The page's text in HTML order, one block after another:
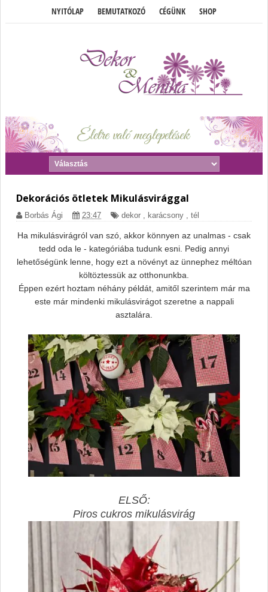
NYITÓLAP BEMUTATKOZÓ CÉGÜNK SHOP
Dekorációs ötletek Mikulásvirággal
Borbás Ági 23:47 dekor , karácsony , tél
Ha mikulásvirágról van szó, akkor könnyen az unalmas - csak
tedd oda le - kategóriába tudunk esni. Pedig annyi
lehetőségünk lenne, hogy ezt a növényt az ünnephez méltóan
költöztessük az otthonunkba.
Éppen ezért hoztam néhány példát, amitől szerintem már ma
este már mindenki mikulásvirágot szeretne a nappali
asztalára.
ELSŐ:
Piros cukros mikulásvirág